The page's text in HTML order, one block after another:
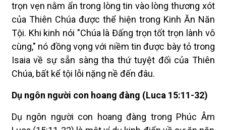
trọn vẹn nằm ẩn trong lòng tin vào lòng thương xót
của Thiên Chúa được thể hiện trong Kinh Ăn Năn
Tội. Khi kinh nói "Chúa là Đấng trọn tốt trọn lành vô
cùng," nó đồng vọng với niềm tin được bày tỏ trong
Isaia về sự sẵn sàng tha thứ tuyệt đối của Thiên
Chúa, bất kể tội lỗi nặng nề đến đâu.
Dụ ngôn người con hoang đàng (Luca 15:11-32)
Dụ ngôn người con hoang đàng trong Phúc Âm